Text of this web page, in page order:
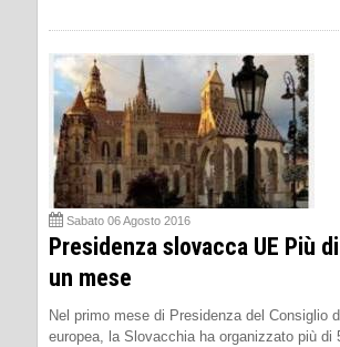
Sabato 06 Agosto 2016
Presidenza slovacca UE Più
un mese
Nel primo mese di Presidenza del Consiglio
europea, la Slovacchia ha organizzato più di